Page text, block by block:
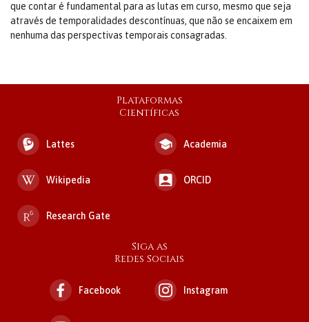
que contar é fundamental para as lutas em curso, mesmo que seja
através de temporalidades descontínuas, que não se encaixem em
nenhuma das perspectivas temporais consagradas.
Plataformas
Científicas
Lattes Academia
Wikipedia ORCID
Research Gate
Siga as
Redes Sociais
Facebook Instagram